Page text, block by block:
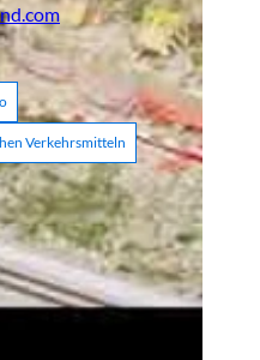
Verkehrsmitteln